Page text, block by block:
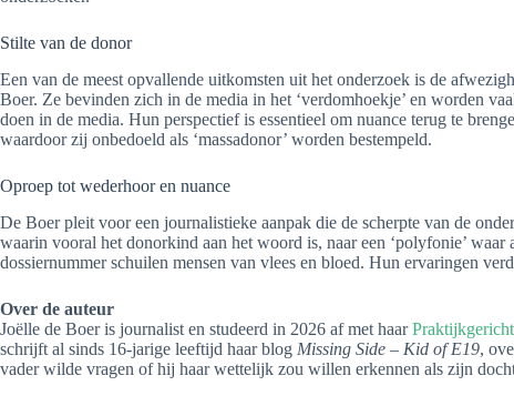
Stilte van de donor
Een van de meest opvallende uitkomsten uit het onderzoek is de
Boer. Ze bevinden zich in de media in het ‘verdomhoekje’ en worden
doen in de media. Hun perspectief is essentieel om nuance terug te
waardoor zij onbedoeld als ‘massadonor’ worden bestempeld.
Oproep tot wederhoor en nuance
De Boer pleit voor een journalistieke aanpak die de scherpte van de
waarin vooral het donorkind aan het woord is, naar een ‘polyfonie’
dossiernummer schuilen mensen van vlees en bloed. Hun ervaringen
Over de auteur
Joëlle de Boer is journalist en studeerd in 2026 af met haar
schrijft al sinds 16-jarige leeftijd haar blog Missing Side – Kid of E19,
vader wilde vragen of hij haar wettelijk zou willen erkennen als zijn